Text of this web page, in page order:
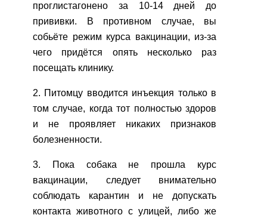
проглистагонено за 10-14 дней до
прививки. В противном случае, вы
собьёте режим курса вакцинации, из-за
чего придётся опять несколько раз
посещать клинику.
2. Питомцу вводится инъекция только в
том случае, когда тот полностью здоров
и не проявляет никаких признаков
болезненности.
3. Пока собака не прошла курс
вакцинации, следует внимательно
соблюдать карантин и не допускать
контакта животного с улицей, либо же